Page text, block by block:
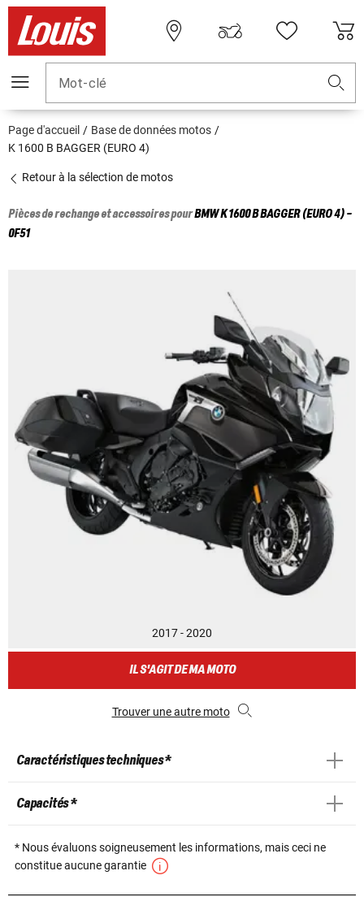
Mot-clé
Page d'accueil
Base de données motos
K 1600 B BAGGER (EURO 4)
Retour à la sélection de motos
Pièces de rechange et accessoires pourBMWK 1600 B BAGGER (EURO 4) -
0F51
2017 - 2020
IL S'AGIT DE MA MOTO
Trouver une autre moto
Caractéristiques techniques *
Capacités *
* Nous évaluons soigneusement les informations, mais ceci ne
constitue aucune garantie